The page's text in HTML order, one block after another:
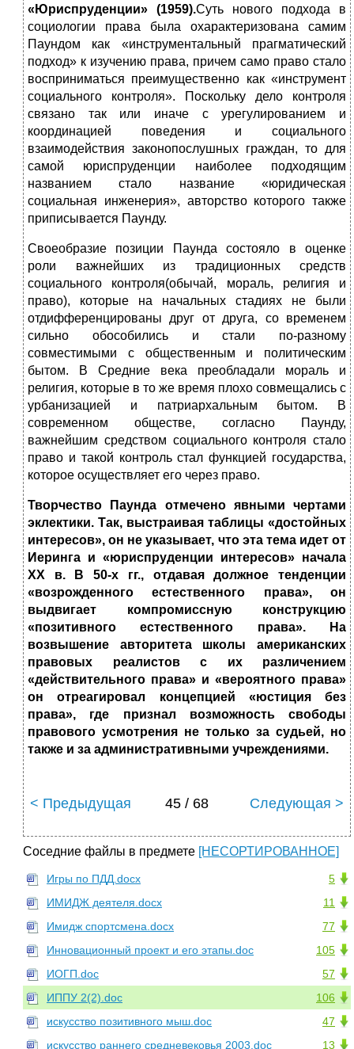
«Юриспруденции» (1959).Суть нового подхода в
социологии права была охарактеризована самим
Паундом как «инструментальный прагматический
подход» к изучению права, причем само право стало
восприниматься преимущественно как «инструмент
социального контроля». Поскольку дело контроля
связано так или иначе с урегулированием и
координацией поведения и социального
взаимодействия законопослушных граждан, то для
самой юриспруденции наиболее подходящим
названием стало название «юридическая
социальная инженерия», авторство которого также
приписывается Паунду.
Своеобразие позиции Паунда состояло в оценке
роли важнейших из традиционных средств
социального контроля(обычай, мораль, религия и
право), которые на начальных стадиях не были
отдифференцированы друг от друга, со временем
сильно обособились и стали по-разному
совместимыми с общественным и политическим
бытом. В Средние века преобладали мораль и
религия, которые в то же время плохо совмещались с
урбанизацией и патриархальным бытом. В
современном обществе, согласно Паунду,
важнейшим средством социального контроля стало
право и такой контроль стал функцией государства,
которое осуществляет его через право.
Творчество Паунда отмечено явными чертами
эклектики. Так, выстраивая таблицы «достойных
интересов», он не указывает, что эта тема идет от
Иеринга и «юриспруденции интересов» начала
XX в. В 50-х гг., отдавая должное тенденции
«возрожденного естественного права», он
выдвигает компромиссную конструкцию
«позитивного естественного права». На
возвышение авторитета школы американских
правовых реалистов с их различением
«действительного права» и «вероятного права»
он отреагировал концепцией «юстиция без
права», где признал возможность свободы
правового усмотрения не только за судьей, но
также и за административными учреждениями.
< Предыдущая 45 / 68 Следующая >
Соседние файлы в предмете [НЕСОРТИРОВАННОЕ]
5
Игры по ПДД.docx
11
ИМИДЖ деятеля.docx
77
Имидж спортсмена.docx
105
Инновационный проект и его этапы.doc
57
ИОГП.doc
106
ИППУ 2(2).doc
47
искусство позитивного мыш.doc
13
искусство раннего средневековья 2003.doc